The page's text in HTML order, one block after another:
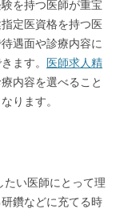
を持つ医師が重宝
定医資格を持つ医
遇面や診療内容に
ます。
医師求人精
内容を選べること
ります。
い医師にとって理
鑽などに充てる時